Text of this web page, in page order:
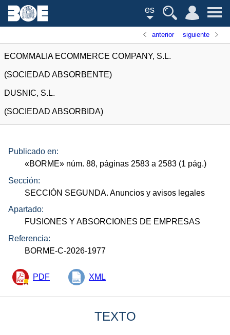
es
anterior siguiente
ECOMMALIA ECOMMERCE COMPANY, S.L.
(SOCIEDAD ABSORBENTE)
DUSNIC, S.L.
(SOCIEDAD ABSORBIDA)
Publicado en:
«BORME» núm. 88, páginas 2583 a 2583 (1 pág.)
Sección:
SECCIÓN SEGUNDA. Anuncios y avisos legales
Apartado:
FUSIONES Y ABSORCIONES DE EMPRESAS
Referencia:
BORME-C-2026-1977
PDF XML
TEXTO